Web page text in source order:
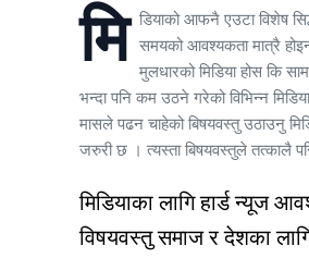
मि
डियाको आफनै एउटा विशेष
समयको आवश्यकता मात्रै
मुलधारको मिडिया होस कि
भन्दा पनि कम उठने गरेको विभिन्न
मासले पढन चाहेको बिषयवस्तु उठाउनु
जरुरी छ । त्यस्ता बिषयवस्तुले तत्कालै
मिडियाका लागि हार्ड न्यूज
विषयवस्तु समाज र देशका